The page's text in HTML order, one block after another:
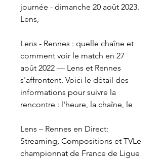
journée - dimanche 20 août 2023.
Lens,
Lens - Rennes : quelle chaîne et
comment voir le match en 27
août 2022 — Lens et Rennes
s'affrontent. Voici le détail des
informations pour suivre la
rencontre : l'heure, la chaîne, le
Lens – Rennes en Direct:
Streaming, Compositions et TVLe
championnat de France de Ligue